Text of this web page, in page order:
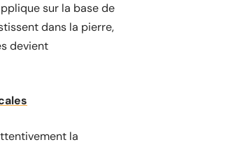
sur la base de
dans la pierre,
devient
la